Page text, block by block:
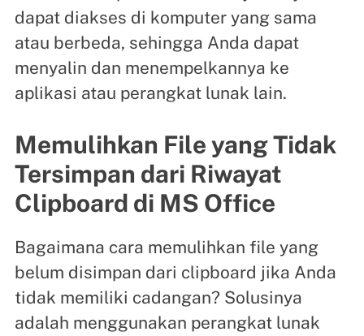
dapat diakses di komputer yang sama
atau berbeda, sehingga Anda dapat
menyalin dan menempelkannya ke
aplikasi atau perangkat lunak lain.
Memulihkan File yang Tidak
Tersimpan dari Riwayat
Clipboard di MS Office
Bagaimana cara memulihkan file yang
belum disimpan dari clipboard jika Anda
tidak memiliki cadangan? Solusinya
adalah menggunakan perangkat lunak